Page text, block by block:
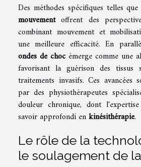
Des méthodes spécifiques telles
mouvementoffrent des
combinant mouvement et
une meilleure efficacité. En
ondes de choc émerge comme une
favorisant la guérison des tissus
traitements invasifs. Ces avancées
par des physiothérapeutes
douleur chronique, dont
savoir approfondi enkinésithérapie.
Le rôle de la
le soulagement de